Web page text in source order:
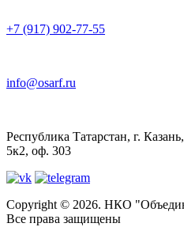
+7 (917) 902-77-55
info@osarf.ru
Республика Татарстан, г.
5к2, оф. 303
Copyright © 2026. НКО
Все права защищены